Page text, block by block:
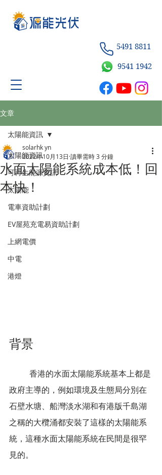
5491 8811
9541 1942
文章
太陽能資訊
可再生能源資訊
太陽能
電車資助計劃
EV屋苑充電易資助計劃
上網電價
中電
港燈
太陽能資訊
水面太陽能系統成本低！回
本快！
solarhk yn
2022年10月13日 讀畢需時 3 分鐘
背景
政府主導的，例如環境及生態局分別在
石壁水塘、船灣淡水湖和有港版千島湖
之稱的大欖涌都安裝了這樣的太陽能系
統，這種水面太陽能系統在民間是很罕
見的。